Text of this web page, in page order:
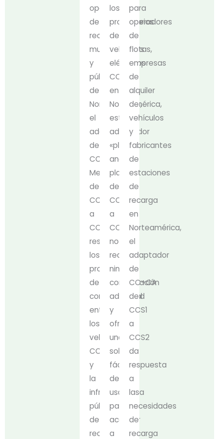
operadores
de
recarga
municipales
y
públicos
de
Norteamérica,
el
adaptador
de
CC+CA
Mekel
de
CCS1
a
CCS2
resuelve
los
problemas
de
compatibilidad
entre
los
vehículos
CCS2
y
la
infraestructura
pública
de
recarga
los
propietarios
de
vehículos
eléctricos
CCS2
en
Norteamérica,
este
adaptador
«plug-
and-
play»
de
CCS1
a
CCS2
no
requiere
ninguna
configuración
adicional
y
ofrece
una
solución
fácil
de
usar
para
acceder
a
para
operadores
de
flotas,
empresas
de
alquiler
de
vehículos
y
fabricantes
de
estaciones
de
recarga
en
Norteamérica,
el
adaptador
de
CC+CA
de
CCS1
a
CCS2
da
respuesta
a
las
necesidades
de
recarga